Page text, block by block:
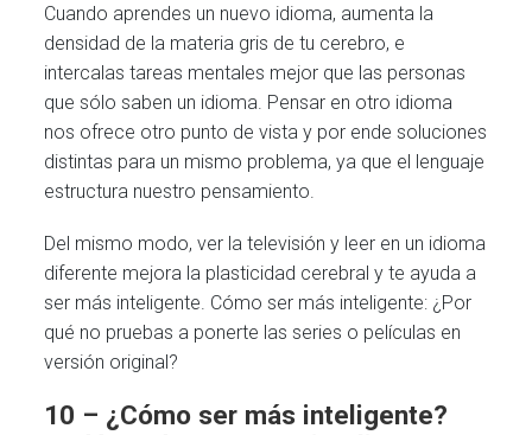
Cuando aprendes un nuevo idioma, aumenta la
densidad de la materia gris de tu cerebro, e
intercalas tareas mentales mejor que las personas
que sólo saben un idioma. Pensar en otro idioma
nos ofrece otro punto de vista y por ende soluciones
distintas para un mismo problema, ya que el lenguaje
estructura nuestro pensamiento.
Del mismo modo, ver la televisión y leer en un idioma
diferente mejora la plasticidad cerebral y te ayuda a
ser más inteligente. Cómo ser más inteligente: ¿Por
qué no pruebas a ponerte las series o películas en
versión original?
10 – ¿Cómo ser más inteligente?